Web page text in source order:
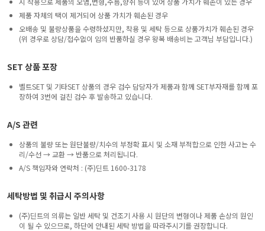
제품 자체의 택이 제거되어 상품 가치가 훼손된 경우
오배송 및 불량상품을 수령하셨지만, 착용 및 세탁 등으로 상품가치가 훼손된 경우
(위 경우로 상담/접수없이 임의 반품하실 경우 왕복 배송비는 고객님 부담입니다.)
SET 상품 포장
벨트SET 및 기타SET 상품의 경우 검수 담당자가 제품과 함께 SET부자재를 함께 포
장하여 3번에 걸친 검수 후 발송하고 있습니다.
A/S 관련
상품의 불량 또는 원단불량/치수의 부정확 표시 및 소재 부적합으로 인한 사고는 수
리/수선 → 교환 → 반품으로 처리됩니다.
A/S 책임자와 연락처 : (주)딘트 1600-3178
세탁방법 및 취급시 주의사항
(주)딘트의 의류는 일반 세탁 및 건조기 사용 시 원단의 변형이나 제품 손상의 원인
이 될 수 있으므로, 하단에 안내된 세탁 방법을 따라주시기를 권장합니다.